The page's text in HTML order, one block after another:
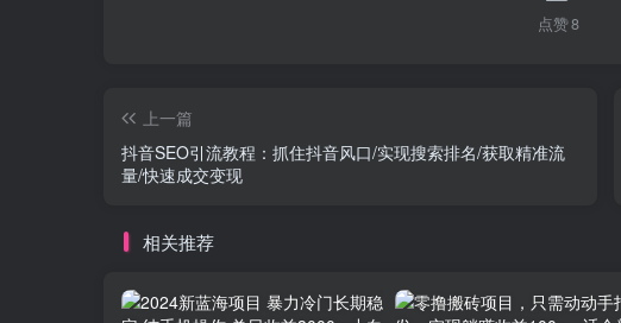
点赞8
上一篇
抖音SEO引流教程：抓住抖音风口/实现搜索排名/获取精准流
量/快速成交变现
相关推荐